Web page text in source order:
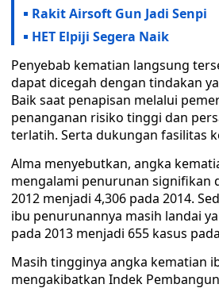
Rakit Airsoft Gun Jadi Senpi
HET Elpiji Segera Naik
Penyebab kematian langsung
dapat dicegah dengan tindakan
Baik saat penapisan melalui
penanganan risiko tinggi dan
terlatih. Serta dukungan fasilitas
Alma menyebutkan, angka
mengalami penurunan signifikan
2012 menjadi 4,306 pada 2014.
ibu penurunannya masih landai
pada 2013 menjadi 655 kasus
Masih tingginya angka kematian
mengakibatkan Indek